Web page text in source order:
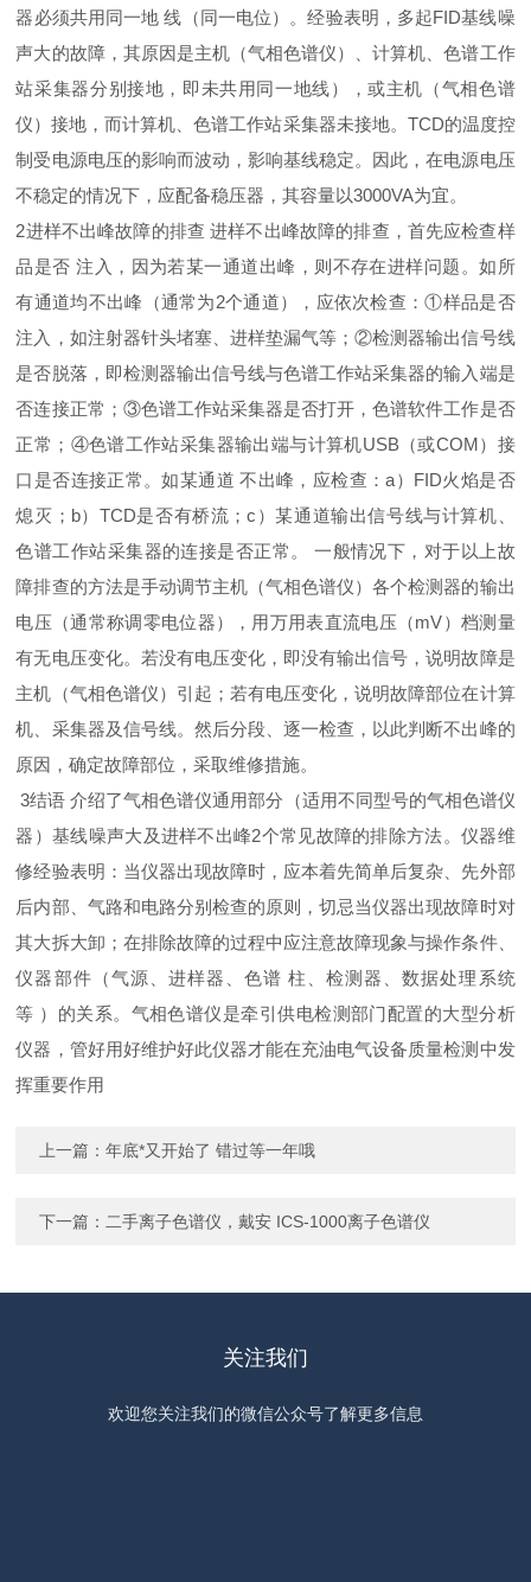
器必须共用同一地 线（同一电位）。经验表明，多起FID基线噪
声大的故障，其原因是主机（气相色谱仪）、计算机、色谱工作
站采集器分别接地，即未共用同一地线），或主机（气相色谱
仪）接地，而计算机、色谱工作站采集器未接地。TCD的温度控
制受电源电压的影响而波动，影响基线稳定。因此，在电源电压
不稳定的情况下，应配备稳压器，其容量以3000VA为宜。
2进样不出峰故障的排查 进样不出峰故障的排查，首先应检查样
品是否 注入，因为若某一通道出峰，则不存在进样问题。如所
有通道均不出峰（通常为2个通道），应依次检查：①样品是否
注入，如注射器针头堵塞、进样垫漏气等；②检测器输出信号线
是否脱落，即检测器输出信号线与色谱工作站采集器的输入端是
否连接正常；③色谱工作站采集器是否打开，色谱软件工作是否
正常；④色谱工作站采集器输出端与计算机USB（或COM）接
口是否连接正常。如某通道 不出峰，应检查：a）FID火焰是否
熄灭；b）TCD是否有桥流；c）某通道输出信号线与计算机、
色谱工作站采集器的连接是否正常。 一般情况下，对于以上故
障排查的方法是手动调节主机（气相色谱仪）各个检测器的输出
电压（通常称调零电位器），用万用表直流电压（mV）档测量
有无电压变化。若没有电压变化，即没有输出信号，说明故障是
主机（气相色谱仪）引起；若有电压变化，说明故障部位在计算
机、采集器及信号线。然后分段、逐一检查，以此判断不出峰的
原因，确定故障部位，采取维修措施。
3结语 介绍了气相色谱仪通用部分（适用不同型号的气相色谱仪
器）基线噪声大及进样不出峰2个常见故障的排除方法。仪器维
修经验表明：当仪器出现故障时，应本着先简单后复杂、先外部
后内部、气路和电路分别检查的原则，切忌当仪器出现故障时对
其大拆大卸；在排除故障的过程中应注意故障现象与操作条件、
仪器部件（气源、进样器、色谱 柱、检测器、数据处理系统
等 ）的关系。气相色谱仪是牵引供电检测部门配置的大型分析
仪器，管好用好维护好此仪器才能在充油电气设备质量检测中发
挥重要作用
上一篇：年底*又开始了 错过等一年哦
下一篇： 二手离子色谱仪，戴安 ICS-1000离子色谱仪
关注我们
欢迎您关注我们的微信公众号了解更多信息